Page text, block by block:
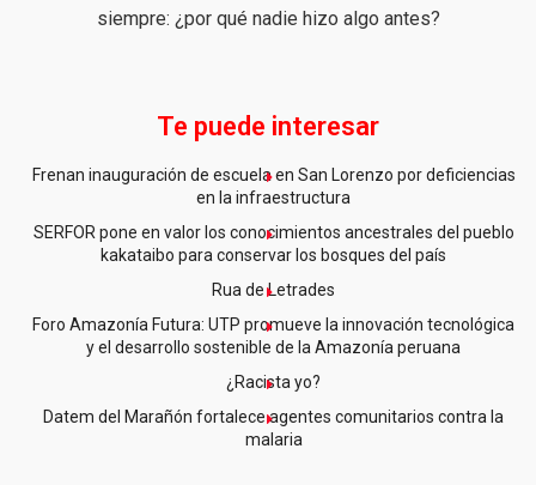
siempre: ¿por qué nadie hizo algo antes?
Te puede interesar
Frenan inauguración de escuela en San Lorenzo por deficiencias
en la infraestructura
SERFOR pone en valor los conocimientos ancestrales del pueblo
kakataibo para conservar los bosques del país
Rua de Letrades
Foro Amazonía Futura: UTP promueve la innovación tecnológica
y el desarrollo sostenible de la Amazonía peruana
¿Racista yo?
Datem del Marañón fortalece agentes comunitarios contra la
malaria